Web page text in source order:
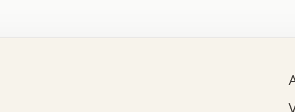
x   .   .   .   .   .   .   +   .   .   o   .   .   .   .
o   .   .   .   .   .   .   .   .   x   .   .   .   o   .